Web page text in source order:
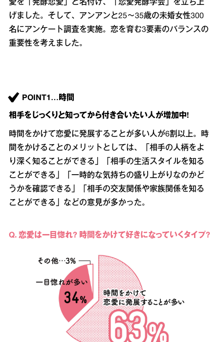
愛を「発酵恋愛」と名付け、「恋愛発酵学会」を立ち上
げました。そして、アンアンと25〜35歳の未婚女性300
名にアンケート調査を実施。恋を育む3要素のバランスの
重要性を考えました。
POINT1…時間
相手をじっくりと知ってから付き合いたい人が増加中!
時間をかけて恋愛に発展することが多い人が6割以上。時
間をかけることのメリットとしては、「相手の人柄をよ
り深く知ることができる」「相手の生活スタイルを知る
ことができる」「一時的な気持ちの盛り上がりなのかど
うかを確認できる」「相手の交友関係や家族関係を知る
ことができる」などの意見が多かった。
Q. 恋愛は一目惚れ? 時間をかけて好きになっていくタイプ?